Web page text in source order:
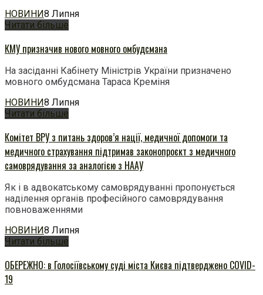
НОВИНИ8 Липня
Читати більше
КМУ призначив нового мовного омбудсмана
На засіданні Кабінету Міністрів України призначено
мовного омбудсмана Тараса Креміня
НОВИНИ8 Липня
Читати більше
Комітет ВРУ з питань здоров’я нації, медичної допомоги та
медичного страхування підтримав законопроєкт з медичного
самоврядування за аналогією з НААУ
Як і в адвокатському самоврядуванні пропонується
наділення органів професійного самоврядування
повноваженнями
НОВИНИ8 Липня
Читати більше
ОБЕРЕЖНО: в Голосіївському суді міста Києва підтверджено COVID-
19